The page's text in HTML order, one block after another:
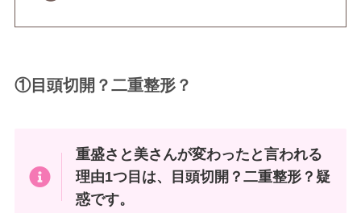
①目頭切開？二重整形？
重盛さと美さんが変わったと言われる
理由1つ目は、目頭切開？二重整形？疑
惑です。